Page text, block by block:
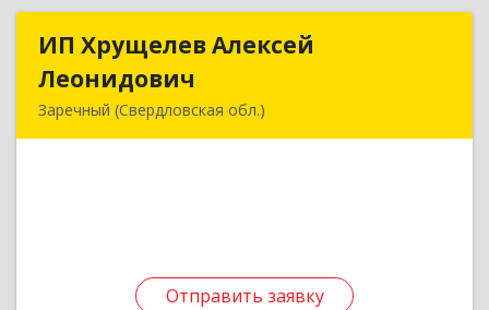
ИП Хрущелев Алексей
Леонидович
Заречный (Свердловская обл.)
Отправить заявку
ИП Хрущелев Алексей
Отправить заявку